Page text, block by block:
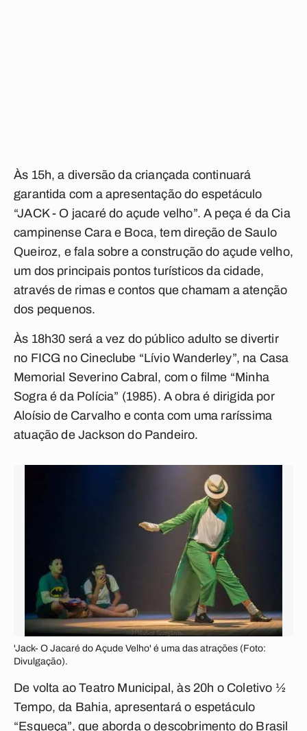
Às 15h, a diversão da criançada continuará
garantida com a apresentação do espetáculo
“JACK - O jacaré do açude velho”. A peça é da Cia
campinense Cara e Boca, tem direção de Saulo
Queiroz, e fala sobre a construção do açude velho,
um dos principais pontos turísticos da cidade,
através de rimas e contos que chamam a atenção
dos pequenos.
Às 18h30 será a vez do público adulto se divertir
no FICG no Cineclube “Lívio Wanderley”, na Casa
Memorial Severino Cabral, com o filme “Minha
Sogra é da Polícia” (1985). A obra é dirigida por
Aloísio de Carvalho e conta com uma raríssima
atuação de Jackson do Pandeiro.
'Jack- O Jacaré do Açude Velho' é uma das atrações (Foto:
Divulgação).
De volta ao Teatro Municipal, às 20h o Coletivo ½
Tempo, da Bahia, apresentará o espetáculo
“Esqueça”, que aborda o descobrimento do Brasil